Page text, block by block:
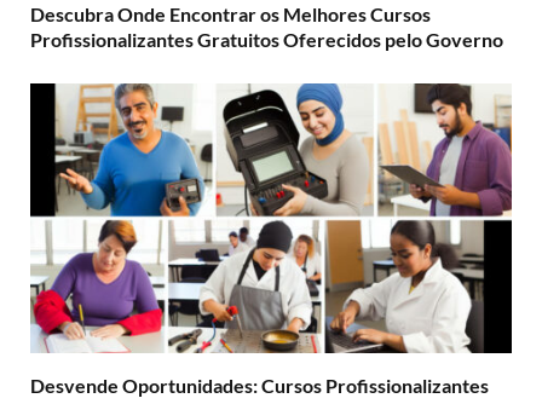
Descubra Onde Encontrar os Melhores Cursos
Profissionalizantes Gratuitos Oferecidos pelo Governo
Desvende Oportunidades: Cursos Profissionalizantes